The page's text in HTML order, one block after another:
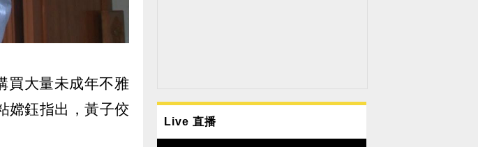
買大量未成年不雅
嫦鈺指出，黃子佼
Live 直播